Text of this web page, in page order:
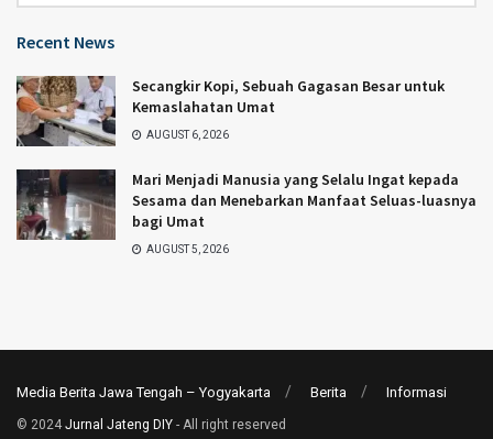
Recent News
Secangkir Kopi, Sebuah Gagasan Besar untuk
Kemaslahatan Umat
AUGUST 6, 2026
Mari Menjadi Manusia yang Selalu Ingat kepada
Sesama dan Menebarkan Manfaat Seluas-luasnya
bagi Umat
AUGUST 5, 2026
Media Berita Jawa Tengah – Yogyakarta Berita Informasi
© 2024 Jurnal Jateng DIY - All right reserved